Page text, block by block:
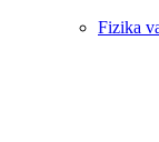
Fizika